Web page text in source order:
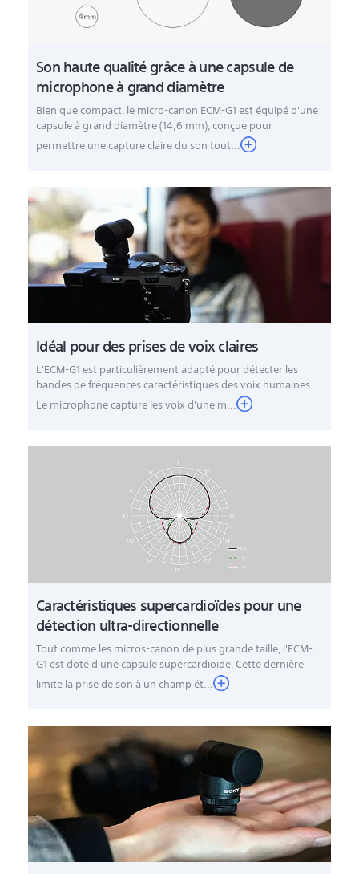
Son haute qualité grâce à une capsule de
microphone à grand diamètre
Bien que compact, le micro-canon ECM-G1 est équipé d'une
capsule à grand diamètre (14,6 mm), conçue pour
permettre une capture claire du son tout...
Idéal pour des prises de voix claires
L'ECM-G1 est particulièrement adapté pour détecter les
bandes de fréquences caractéristiques des voix humaines.
Le microphone capture les voix d'une m...
Caractéristiques supercardioïdes pour une
détection ultra-directionnelle
Tout comme les micros-canon de plus grande taille, l'ECM-
G1 est doté d'une capsule supercardioïde. Cette dernière
limite la prise de son à un champ ét...